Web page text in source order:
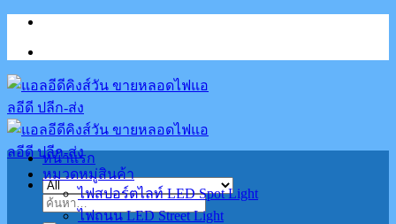
Skip
content
ค้นหา:
หน้าแรก
หมวดหมู่สินค้า
ไฟสปอร์ตไลท์ LED Spot Light
ไฟถนน LED Street Light